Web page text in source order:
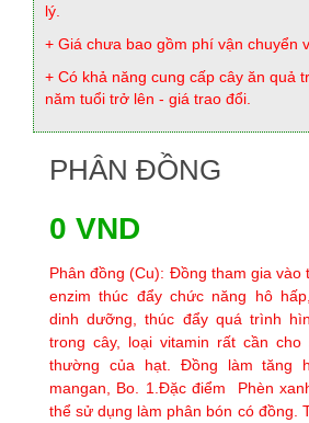
lý.
+ Giá chưa bao gồm phí vận chuyển
+ Có khả năng cung cấp cây ăn quả
năm tuổi trở lên - giá trao đổi.
PHÂN ĐỒNG
0 VND
Phân đồng (Cu): Đồng tham gia vào
enzim thúc đẩy chức năng hô
dinh dưỡng, thúc đẩy quá trình
trong cây, loại vitamin rất cần
thường của hạt. Đồng làm tăng
mangan, Bo. 1.Đặc điểm Phèn
thể sử dụng làm phân bón có đồng.